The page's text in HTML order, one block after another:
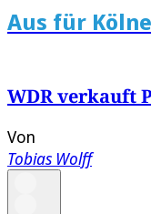
Aus für
WDR verkauft
Von
Tobias Wolff